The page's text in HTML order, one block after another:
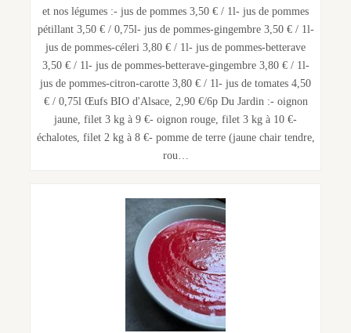
et nos légumes :- jus de pommes 3,50 € / 1l- jus de pommes
pétillant 3,50 € / 0,75l- jus de pommes-gingembre 3,50 € / 1l-
jus de pommes-céleri 3,80 € / 1l- jus de pommes-betterave
3,50 € / 1l- jus de pommes-betterave-gingembre 3,80 € / 1l-
jus de pommes-citron-carotte 3,80 € / 1l- jus de tomates 4,50
€ / 0,75l Œufs BIO d'Alsace, 2,90 €/6p Du Jardin :- oignon
jaune, filet 3 kg à 9 €- oignon rouge, filet 3 kg à 10 €-
échalotes, filet 2 kg à 8 €- pomme de terre (jaune chair tendre,
rou…